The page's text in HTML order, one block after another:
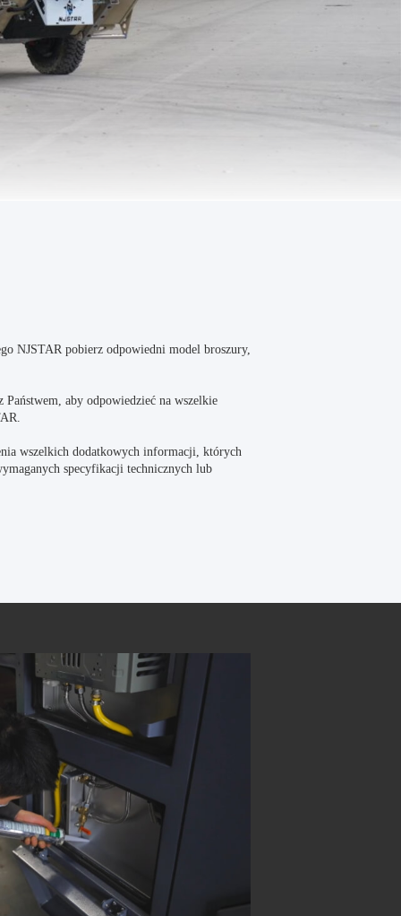
NJSTAR pobierz odpowiedni model broszury,
Państwem, aby odpowiedzieć na wszelkie
wszelkich dodatkowych informacji, których
specyfikacji technicznych lub